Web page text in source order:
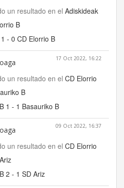
un resultado en el Adiskideak
B
- 0 CD Elorrio B
17 Oct 2022, 16:22
un resultado en el CD Elorrio
B
1 - 1 Basauriko B
09 Oct 2022, 16:37
un resultado en el CD Elorrio
2 - 1 SD Ariz